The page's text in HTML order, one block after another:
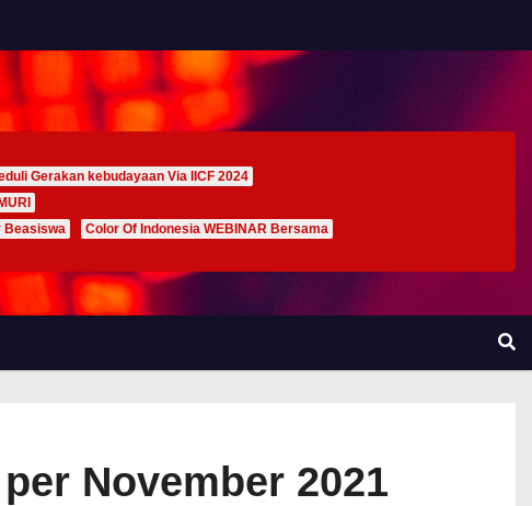
Gerakan kebudayaan Via IICF 2024
Beasiswa
Color Of Indonesia WEBINAR Bersama
November 2021